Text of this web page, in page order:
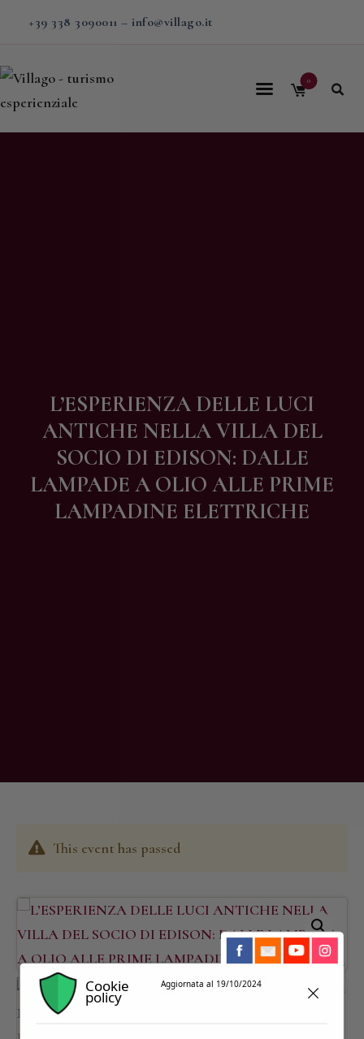
+39 338 3090011 – info@villago.it
0
L’ESPERIENZA DELLE LUCI
ANTICHE NELLA VILLA DEL
SOCIO DI EDISON: DALLE
LAMPADE A OLIO ALLE PRIME
LAMPADINE ELETTRICHE
Home
This event has passed
Cookie
policy
Aggiornata al 19/10/2024